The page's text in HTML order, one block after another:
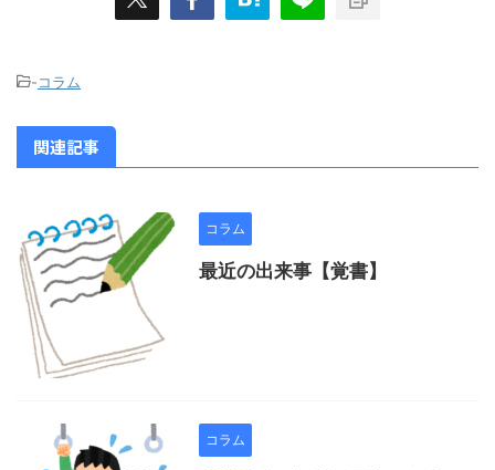
-コラム
関連記事
コラム
最近の出来事【覚書】
コラム